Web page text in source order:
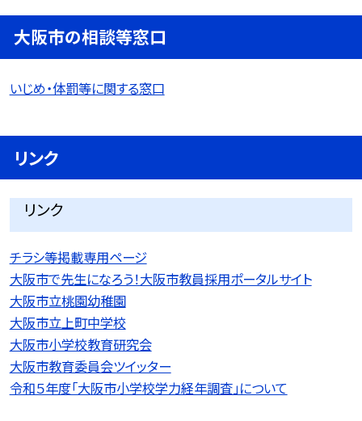
大阪市の相談等窓口
いじめ・体罰等に関する窓口
リンク
リンク
チラシ等掲載専用ページ
大阪市で先生になろう！大阪市教員採用ポータルサイト
大阪市立桃園幼稚園
大阪市立上町中学校
大阪市小学校教育研究会
大阪市教育委員会ツイッター
令和５年度「大阪市小学校学力経年調査」について